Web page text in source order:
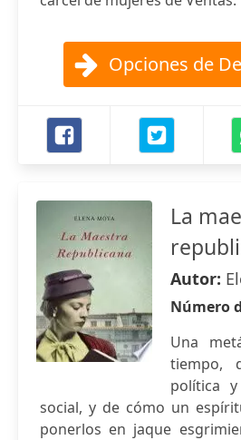
Opciones de
La
Autor:
Número
Una
tiempo,
política
social, y de cómo un
ponerlos en jaque